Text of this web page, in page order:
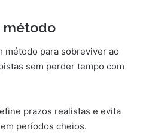
método
método para sobreviver ao
sem perder tempo com
prazos realistas e evita
períodos cheios.